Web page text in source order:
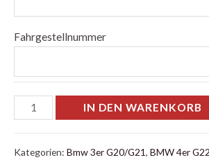
Fahrgestellnummer
IN DEN WARENKORB
Kategorien: Bmw 3er G20/G21, BMW 4er